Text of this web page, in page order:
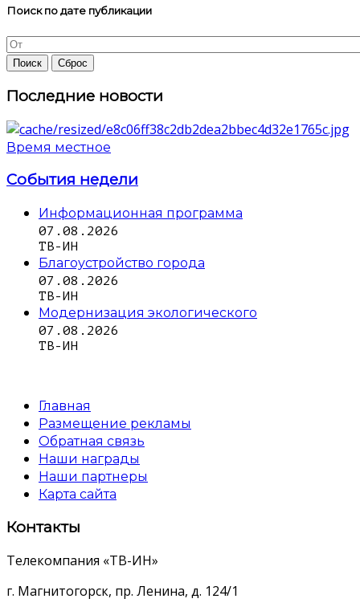
Поиск по дате публикации
Последние новости
Время местное
События недели
Информационная программа
07.08.2026
ТВ-ИН
Благоустройство города
07.08.2026
ТВ-ИН
Модернизация экологического
07.08.2026
ТВ-ИН
Главная
Размещение рекламы
Обратная связь
Наши награды
Наши партнеры
Карта сайта
Контакты
Телекомпания «ТВ-ИН»
г. Магнитогорск, пр. Ленина, д. 124/1